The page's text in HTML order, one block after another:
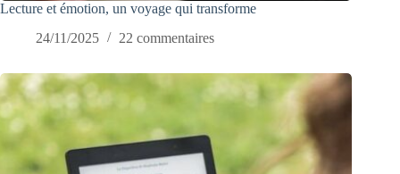
Lecture et émotion, un voyage qui transforme
24/11/2025
22 commentaires